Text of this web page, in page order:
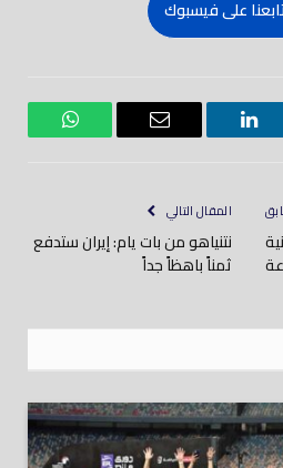
على فيسبوك
لينكدود
بريد
واتساب
المقال التالي
نتنياهو من بات يام: إيران ستدفع
ثمناً باهظاً جداً